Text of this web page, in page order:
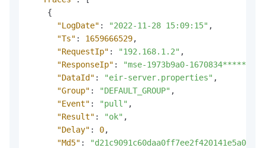
{
"LogDate" : "2022-11-28 15:09:15" ,
"Ts" : 1659666529,
"RequestIp" : "192.168.1.2" ,
"ResponseIp" :
"mse-1973b9a0-1670834*****-
"DataId" : "eir-server.properties" ,
"Group" : "DEFAULT_GROUP" ,
"Event" : "pull" ,
"Result" : "ok" ,
"Delay" : 0,
"Md5" : "d21c9091c60daa0ff7ee2f420141e5a0"